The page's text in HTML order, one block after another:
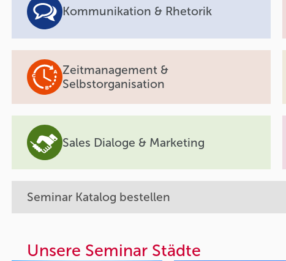
Kommunikation & Rhetorik
Zeitmanagement &
Selbstorganisation
Sales Dialoge & Marketing
Seminar Katalog bestellen
Unsere Seminar Städte